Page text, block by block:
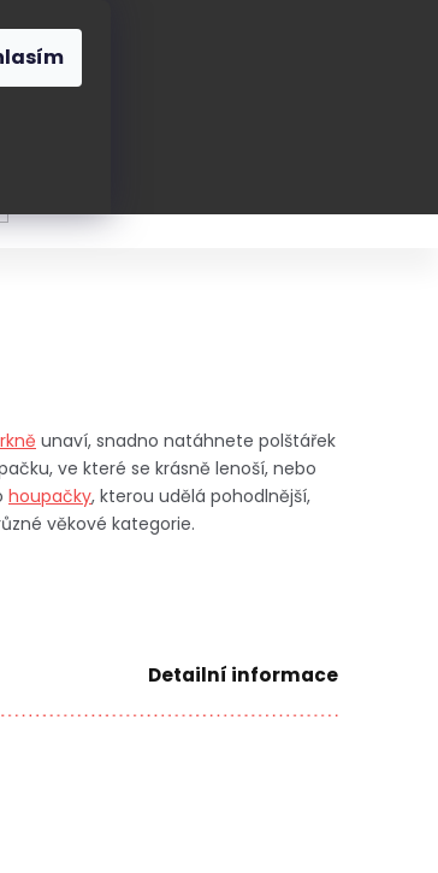
unaví, snadno natáhnete polštářek
ve které se krásně lenoší, nebo
houpačky, kterou udělá pohodlnější,
věkové kategorie.
Detailní informace